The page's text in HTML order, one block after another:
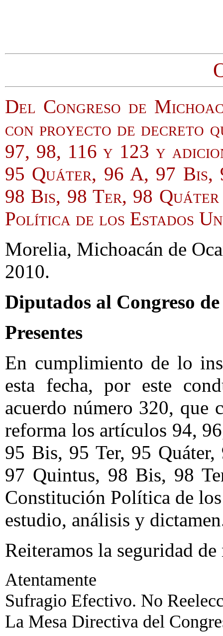
Del Congreso de
con proyecto de decreto
97, 98, 116 y 123 y
95 Quáter, 96 A, 97 Bis,
98 Bis, 98 Ter, 98
Política de los Estados
Morelia, Michoacán de
2010.
Diputados al Congreso
Presentes
En cumplimiento de lo
esta fecha, por este
acuerdo número 320, que
reforma los artículos 94,
95 Bis, 95 Ter, 95
97 Quintus, 98 Bis, 98
Constitución Política de
estudio, análisis y
Reiteramos la seguridad
Atentamente
Sufragio Efectivo. No
La Mesa Directiva del